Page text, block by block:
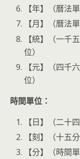
【年】（曆法單
【月】（曆法單
【統】（一千
位）
【元】（四千
位）
時間單位：
【日】（二十
【刻】（十五
【分】（時間單